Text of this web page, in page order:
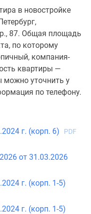
в новостройке
87. Общая площадь
по которому
компания-
квартиры —
можно уточнить у
по телефону.
г. (корп. 6)
PDF
от 31.03.2026
г. (корп. 1-5)
г. (корп. 1-5)